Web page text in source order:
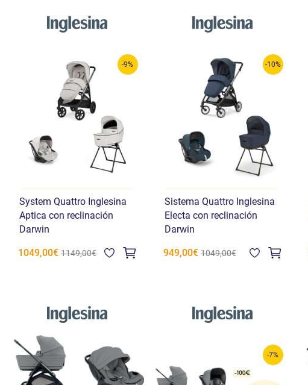
-9%
System Quattro Inglesina
Aptica con reclinación
Darwin
1049,00€ 1149,00€
-10%
Sistema Quattro Inglesina
Electa con reclinación
Darwin
949,00€ 1049,00€
-7%